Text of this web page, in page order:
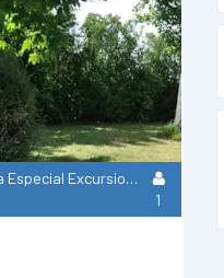
Parcela Especial Excursionista Andando O Ciclista Con Tienda
1